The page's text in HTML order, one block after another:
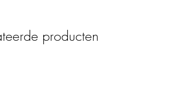
Pro Steam producten